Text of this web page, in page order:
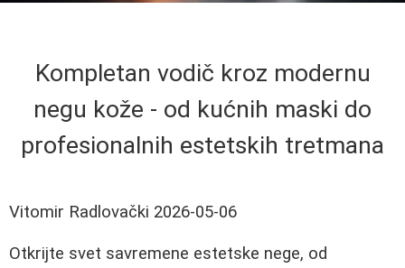
Kompletan vodič kroz modernu
negu kože - od kućnih maski do
profesionalnih estetskih tretmana
Vitomir Radlovački 2026-05-06
Otkrijte svet savremene estetske nege, od